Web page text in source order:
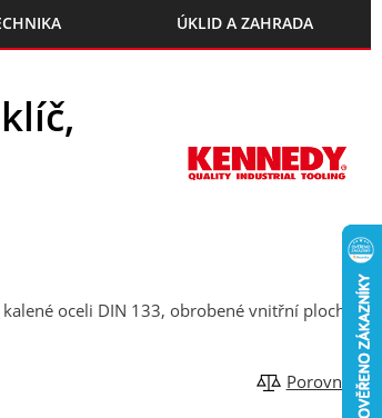
ÚKLID A ZAHRADA
oceli DIN 133, obrobené vnitřní plochy
Porovnat